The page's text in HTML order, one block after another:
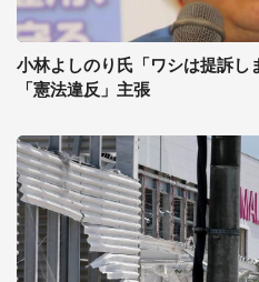
小林よしのり氏「ワシは提訴し
「憲法違反」主張